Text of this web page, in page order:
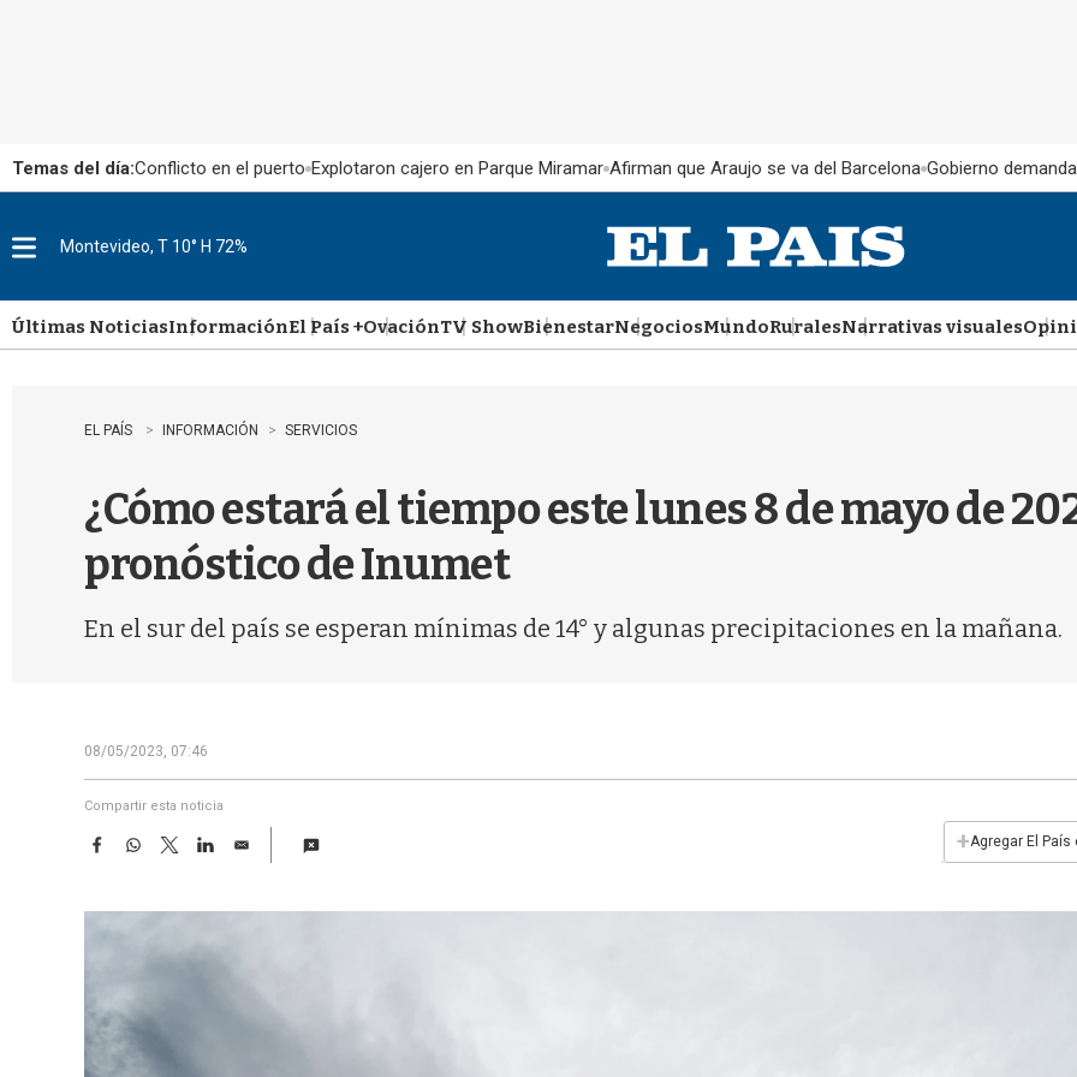
Temas del día:Conflicto en el puerto Explotaron cajero en Parque Miramar Afirman que Araujo se va del Barcelona Gobierno
u
Montevideo, T 10° H 72%
Últimas NoticiasInformaciónEl País +OvaciónTV ShowBienestarNegociosMundoRuralesNarrativas visuales
EL PAÍS INFORMACIÓN SERVICIOS
¿Cómo estará el tiempo este lunes 8 de mayo de
pronóstico de Inumet
En el sur del país se esperan mínimas de 14° y algunas precipitaciones en la mañana.
08/05/2023, 07:46
Compartir esta noticia
F
e
b
k
W
t
T
w
t
e
L
k
d
E
i
+Agregar El País